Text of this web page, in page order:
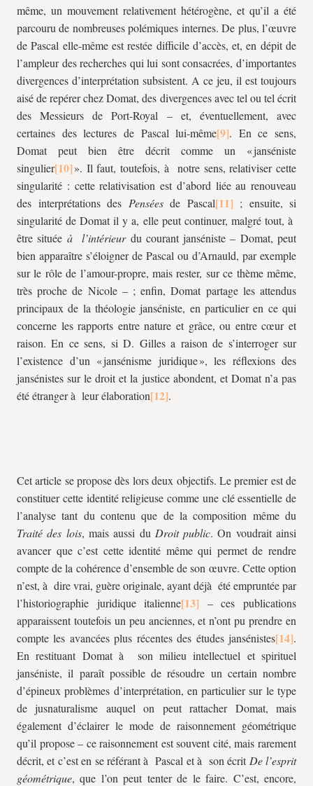
même, un mouvement relativement hétérogène, et qu’il a été
parcouru de nombreuses polémiques internes. De plus, l’œuvre
de Pascal elle-même est restée difficile d’accès, et, en dépit de
l’ampleur des recherches qui lui sont consacrées, d’importantes
divergences d’interprétation subsistent. A ce jeu, il est toujours
aisé de repérer chez Domat, des divergences avec tel ou tel écrit
des Messieurs de Port-Royal – et, éventuellement, avec
certaines des lectures de Pascal lui-même
. En ce sens,
Domat peut bien être décrit comme un « janséniste
singulier
». Il faut, toutefois, à notre sens, relativiser cette
singularité : cette relativisation est d’abord liée au renouveau
des interprétations des Penséesde Pascal
; ensuite, si
singularité de Domat il y a, elle peut continuer, malgré tout, à
être située à l’intérieur du courant janséniste – Domat, peut
bien apparaître s’éloigner de Pascal ou d’Arnauld, par exemple
sur le rôle de l’amour-propre, mais rester, sur ce thème même,
très proche de Nicole – ; enfin, Domat partage les attendus
principaux de la théologie janséniste, en particulier en ce qui
concerne les rapports entre nature et grâce, ou entre cœur et
raison. En ce sens, si D. Gilles a raison de s’interroger sur
l’existence d’un « jansénisme juridique », les réflexions des
jansénistes sur le droit et la justice abondent, et Domat n’a pas
été étranger à leur élaboration
.
Cet article se propose dès lors deux objectifs. Le premier est de
constituer cette identité religieuse comme une clé essentielle de
l’analyse tant du contenu que de la composition même du
Traité des lois, mais aussi du Droit public. On voudrait ainsi
avancer que c’est cette identité même qui permet de rendre
compte de la cohérence d’ensemble de son œuvre. Cette option
n’est, à dire vrai, guère originale, ayant déjà été empruntée par
l’historiographie juridique italienne
– ces publications
apparaissent toutefois un peu anciennes, et n’ont pu prendre en
compte les avancées plus récentes des études jansénistes
.
En restituant Domat à son milieu intellectuel et spirituel
janséniste, il paraît possible de résoudre un certain nombre
d’épineux problèmes d’interprétation, en particulier sur le type
de jusnaturalisme auquel on peut rattacher Domat, mais
également d’éclairer le mode de raisonnement géométrique
qu’il propose – ce raisonnement est souvent cité, mais rarement
décrit, et c’est en se référant à Pascal et à son écrit De l’esprit
géométrique, que l’on peut tenter de le faire. C’est, encore,